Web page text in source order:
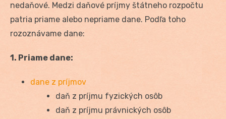
nedaňové. Medzi daňové príjmy štátneho rozpočtu
patria priame alebo nepriame dane. Podľa toho
rozoznávame dane:
1. Priame dane:
dane z príjmov
daň z príjmu fyzických osôb
daň z príjmu právnických osôb